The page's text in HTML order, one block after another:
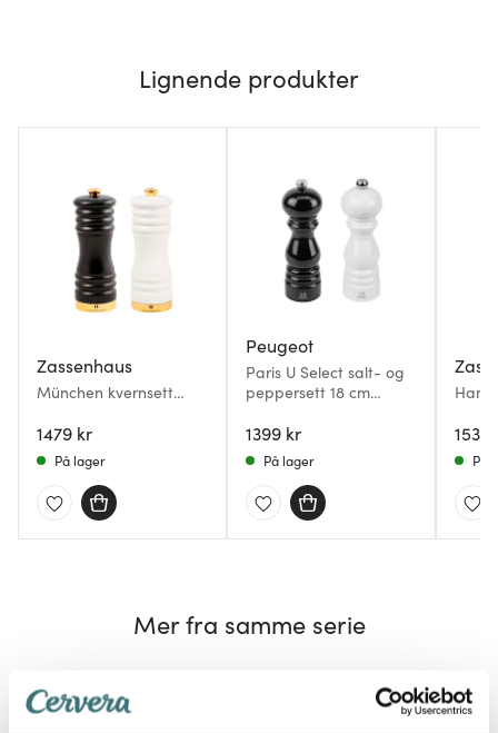
Lignende produkter
Zassenhaus
München kvernsett
svart/hvit/gull
1479 kr
På lager
Peugeot
Paris U Select salt- og
peppersett 18 cm
1399 kr
På lager
1538
På
Mer fra samme serie